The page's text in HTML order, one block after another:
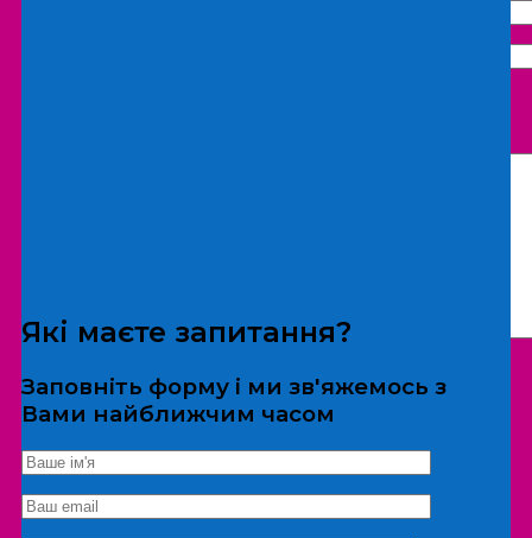
*Дані не передаються третім особам
Екскурсія/локація
Які маєте запитання?
Заповніть форму і ми зв'яжемось з
Вами найближчим часом